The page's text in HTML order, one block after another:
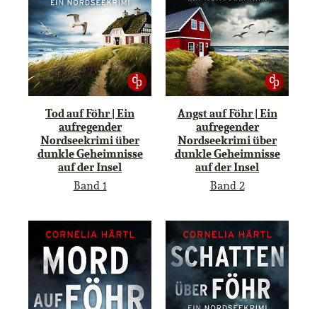
Tod auf Föhr | Ein
aufregender
Nordseekrimi über
dunkle Geheimnisse
auf der Insel
Band 1
Angst auf Föhr | Ein
aufregender
Nordseekrimi über
dunkle Geheimnisse
auf der Insel
Band 2